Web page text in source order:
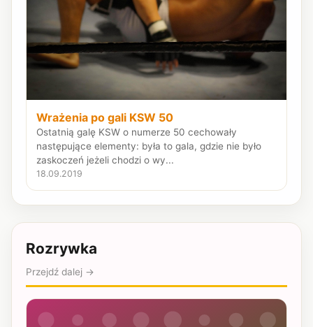
Wrażenia po gali KSW 50
Ostatnią galę KSW o numerze 50 cechowały
następujące elementy: była to gala, gdzie nie było
zaskoczeń jeżeli chodzi o wy...
18.09.2019
Rozrywka
Przejdź dalej →